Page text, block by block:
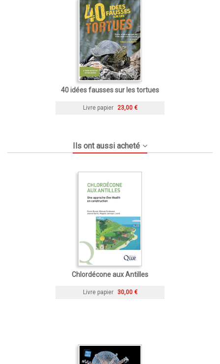
40 idées fausses sur les tortues
Livre papier 23,00 €
Ils ont aussi acheté
Chlordécone aux Antilles
Livre papier 30,00 €